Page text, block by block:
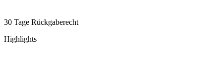
30 Tage Rückgaberecht
Highlights